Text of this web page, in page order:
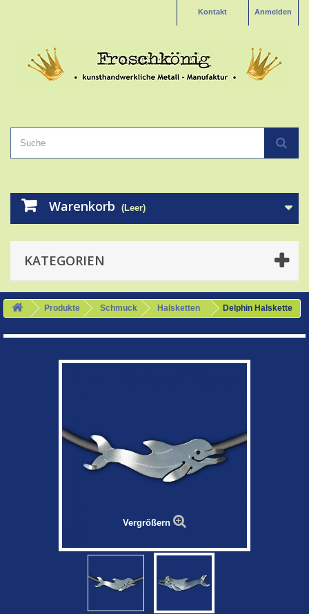
Anmelden
Kontakt
Warenkorb (Leer)
KATEGORIEN
Produkte Schmuck Halsketten Delphin Halskette
Vergrößern